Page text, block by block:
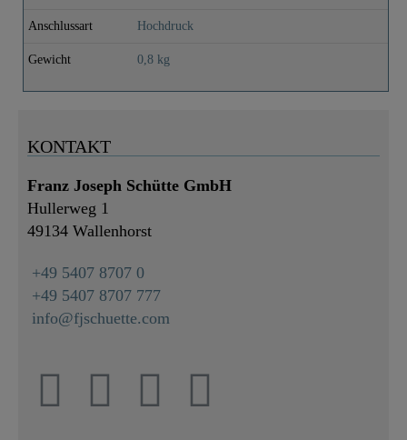
Anschlussart Hochdruck
Gewicht 0,8 kg
KONTAKT
Franz Joseph Schütte GmbH
Hullerweg 1
49134 Wallenhorst
+49 5407 8707 0
+49 5407 8707 777
info@fjschuette.com